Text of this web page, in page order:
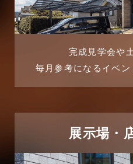
よくある質問
リフォーム-ブログ
三郷中央駅店-ブログ
2025年8月
2025年6月
2025年3月
完成見学会や
毎月参考になるイベン
展示場・